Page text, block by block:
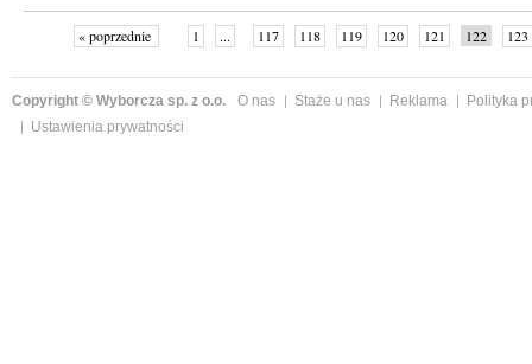
« poprzednie 1 ... 117 118 119 120 121 122 123
Copyright © Wyborcza sp. z o.o. O nas Staże u nas Reklama
Polityka
Ustawienia prywatności